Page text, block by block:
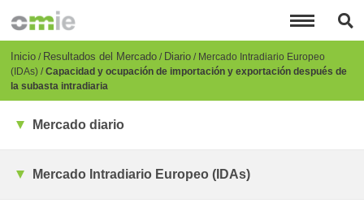
principal
Breadcrumb
Inicio Resultados del Mercado Diario Mercado Intradiario Europeo
(IDAs) Capacidad y ocupación de importación y exportación después de
la subasta intradiaria
Mercado diario
Mercado Intradiario Europeo (IDAs)